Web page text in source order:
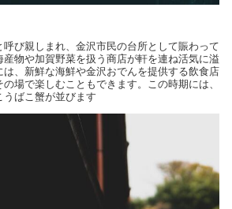
び親しまれ、金沢市民の台所として賑わって
物や加賀野菜を扱う商店が軒を連ね活気に溢
、新鮮な海鮮や金沢おでんを提供する飲食店
場で楽しむこともできます。この時期には、
ばこ蟹が並びます